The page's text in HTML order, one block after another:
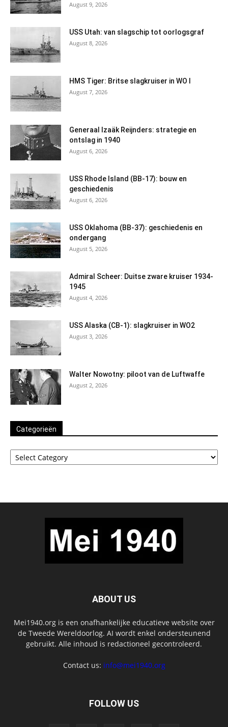
August 9, 2026
USS Utah: van slagschip tot oorlogsgraf
August 8, 2026
HMS Tiger: Britse slagkruiser in WO I
August 7, 2026
Generaal Izaäk Reijnders: strategie en
ontslag in 1940
August 6, 2026
USS Rhode Island (BB-17): bouw en
geschiedenis
August 6, 2026
USS Oklahoma (BB-37): geschiedenis en
ondergang
August 5, 2026
Admiral Scheer: Duitse zware kruiser 1934-
1945
August 4, 2026
USS Alaska (CB-1): slagkruiser in WO2
August 3, 2026
Walter Nowotny: piloot van de Luftwaffe
August 2, 2026
Categorieën
Categorieën
ABOUT US
Mei1940.org is een onafhankelijke educatieve website over
de Tweede Wereldoorlog. AI wordt enkel ondersteunend
gebruikt. Alle inhoud is redactioneel gecontroleerd.
Contact us: info@mei1940.org
FOLLOW US